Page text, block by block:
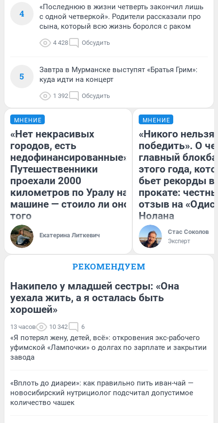
4
«Последнюю в жизни четверть закончил лишь
с одной четверкой». Родители рассказали про
сына, который всю жизнь боролся с раком
4 428 Обсудить
5
Завтра в Мурманске выступят «Братья Грим»:
куда идти на концерт
1 392 Обсудить
МНЕНИЕ
«Нет некрасивых
городов, есть
недофинансированные».
Путешественники
проехали 2000
километров по Уралу на
машине — стоило ли оно
того
Екатерина Литкевич
МНЕНИЕ
«Никого нельзя
победить». О
главный
этого года,
бьет рекорды в
прокате:
отзыв на
Нолана
Стас Соколов
Эксперт
РЕКОМЕНДУЕМ
Накипело у младшей сестры: «Она
уехала жить, а я осталась быть
хорошей»
13 часов 10 342 6
«Я потерял жену, детей, всё»: откровения экс-рабочего
уфимской «Лампочки» о долгах по зарплате и закрытии
завода
«Вплоть до диареи»: как правильно пить иван-чай —
новосибирский нутрициолог подсчитал допустимое
количество чашек